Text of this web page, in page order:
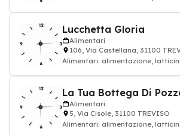
Lucchetta Gloria
Alimentari
106, Via Castellana, 31100
Alimentari: alimentazione,
Alimentari
5, Via Cisole, 31100 TREVISO
Alimentari: alimentazione,